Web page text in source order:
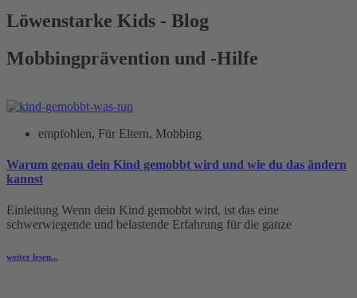
Löwenstarke Kids - Blog
Mobbingprävention und -Hilfe
empfohlen, Für Eltern, Mobbing
Warum genau dein Kind gemobbt wird und wie du das ändern
kannst
Einleitung Wenn dein Kind gemobbt wird, ist das eine
schwerwiegende und belastende Erfahrung für die ganze
weiter lesen...